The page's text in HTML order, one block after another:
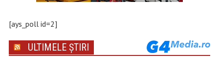
[ays_poll id=2]
ULTIMELE ȘTIRI